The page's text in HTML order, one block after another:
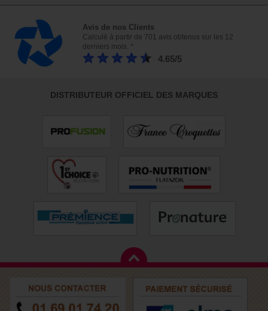
Avis de nos Clients
Calculé à partir de 701 avis obtenus sur les 12
derniers mois. *
4.65/5
DISTRIBUTEUR OFFICIEL DES MARQUES